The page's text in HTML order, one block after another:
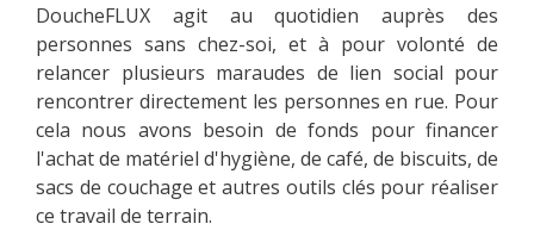
DoucheFLUX agit au quotidien auprès des
personnes sans chez-soi, et à pour volonté de
relancer plusieurs maraudes de lien social pour
rencontrer directement les personnes en rue. Pour
cela nous avons besoin de fonds pour financer
l'achat de matériel d'hygiène, de café, de biscuits, de
sacs de couchage et autres outils clés pour réaliser
ce travail de terrain.